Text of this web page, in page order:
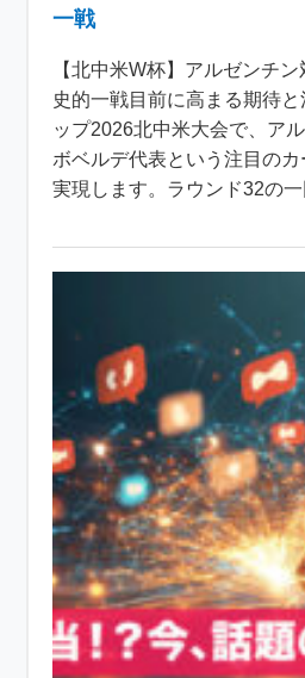
一戦
【北中米W杯】アルゼンチ
史的一戦目前に高まる期待
ップ2026北中米大会で、ア
ボベルデ代表という注目の
実現します。ラウンド32の